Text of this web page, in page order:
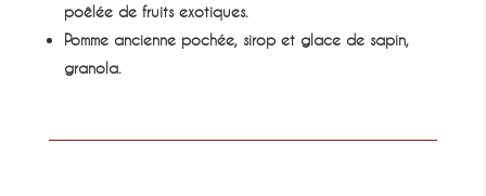
poêlée de fruits exotiques.
Pomme ancienne pochée, sirop et glace de sapin,
granola.